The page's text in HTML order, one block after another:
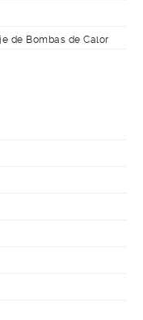
de Bombas de Calor